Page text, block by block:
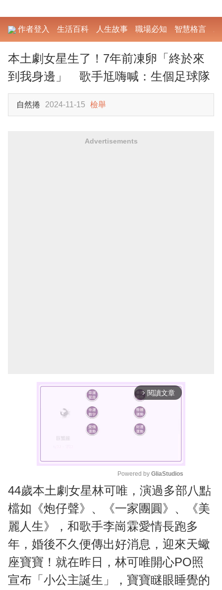
作者登入 生活百科 人生故事 職場必知 智慧格言
本土劇女星生了！7年前凍卵「終於來
到我身邊」 歌手尪嗨喊：生個足球隊
自然捲 2024-11-15 檢舉
Advertisements
arrow_forward_ios 閱讀文章
M
u
t
e
Powered by GliaStudios
44歲本土劇女星林可唯，演過多部八點
檔如《炮仔聲》、《一家團圓》、《美
麗人生》，和歌手李崗霖愛情長跑多
年，婚後不久便傳出好消息，迎來天蠍
座寶寶！就在昨日，林可唯開心PO照
宣布「小公主誕生」，寶寶瞇眼睡覺的